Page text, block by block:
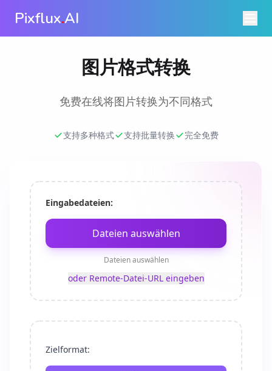
Pixflux.AI
图片格式转换
免费在线将图片转换为不同格式
支持多种格式 支持批量转换 完全免费
Eingabedateien:
Dateien auswählen
Dateien auswählen
oder Remote-Datei-URL eingeben
Zielformat: